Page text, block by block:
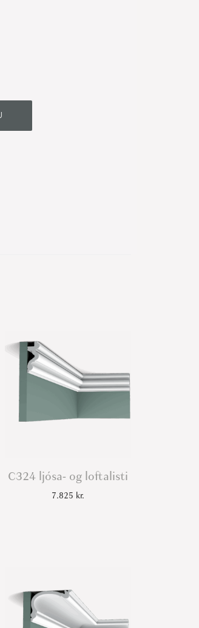
C324 ljósa- og loftalisti
7.825 kr.